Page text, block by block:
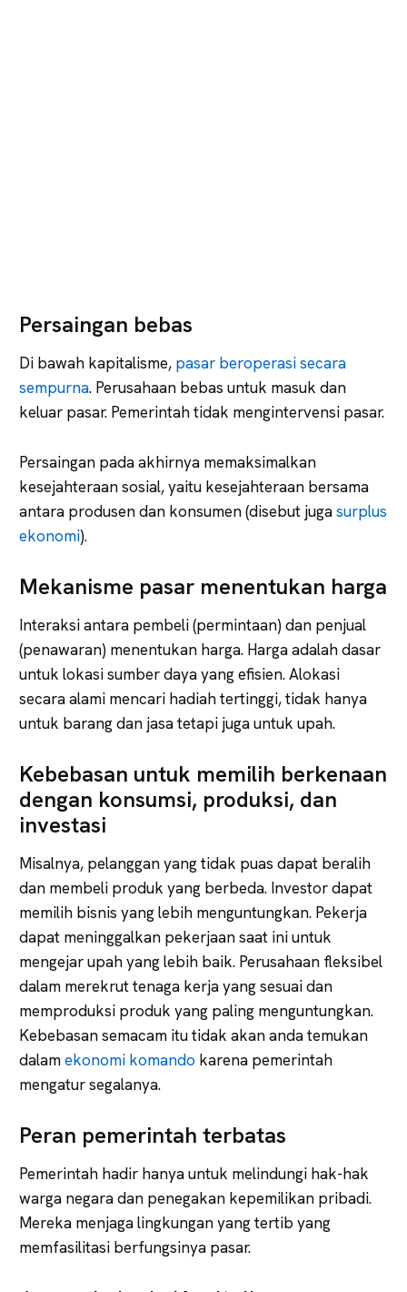
Persaingan bebas
Di bawah kapitalisme, pasar beroperasi secara
sempurna. Perusahaan bebas untuk masuk dan
keluar pasar. Pemerintah tidak mengintervensi pasar.
Persaingan pada akhirnya memaksimalkan
kesejahteraan sosial, yaitu kesejahteraan bersama
antara produsen dan konsumen (disebut jugasurplus
ekonomi).
Mekanisme pasar menentukan harga
Interaksi antara pembeli (permintaan) dan penjual
(penawaran) menentukan harga. Harga adalah dasar
untuk lokasi sumber daya yang efisien. Alokasi
secara alami mencari hadiah tertinggi, tidak hanya
untuk barang dan jasa tetapi juga untuk upah.
Kebebasan untuk memilih berkenaan
dengan konsumsi, produksi, dan
investasi
Misalnya, pelanggan yang tidak puas dapat beralih
dan membeli produk yang berbeda. Investor dapat
memilih bisnis yang lebih menguntungkan. Pekerja
dapat meninggalkan pekerjaan saat ini untuk
mengejar upah yang lebih baik. Perusahaan fleksibel
dalam merekrut tenaga kerja yang sesuai dan
memproduksi produk yang paling menguntungkan.
Kebebasan semacam itu tidak akan anda temukan
dalamekonomi komando karena pemerintah
mengatur segalanya.
Peran pemerintah terbatas
Pemerintah hadir hanya untuk melindungi hak-hak
warga negara dan penegakan kepemilikan pribadi.
Mereka menjaga lingkungan yang tertib yang
memfasilitasi berfungsinya pasar.